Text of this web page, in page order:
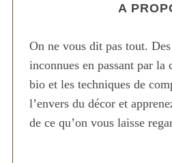
A
On ne vous dit pas tout.
inconnues en passant par
bio et les techniques de
l’envers du décor et
de ce qu’on vous laisse